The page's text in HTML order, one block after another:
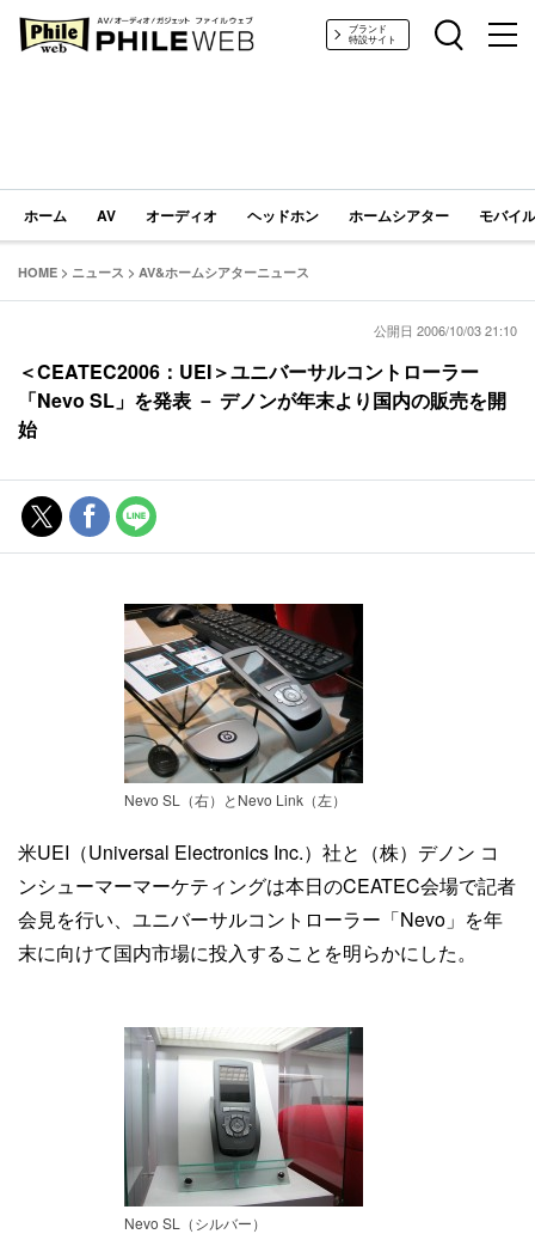
PHILE WEB｜AV/オーディオ/ガジェットブランド
特設サイト
ホーム AV オーディオ ヘッドホン ホームシアター モバイ
HOME > ニュース > AV&ホームシアターニュース
公開日 2006/10/03 21:10
＜CEATEC2006：UEI＞ユニバーサルコントローラー
「Nevo SL」を発表 － デノンが年末より国内の販売を開
始
Nevo SL（右）とNevo Link（左）
米UEI（Universal Electronics Inc.）社と（株）デノン コ
ンシューマーマーケティングは本日のCEATEC会場で記者
会見を行い、ユニバーサルコントローラー「Nevo」を年
末に向けて国内市場に投入することを明らかにした。
Nevo SL（シルバー）